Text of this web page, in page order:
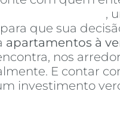
,
que sua
apartamentos à
nos
E contar
investimento